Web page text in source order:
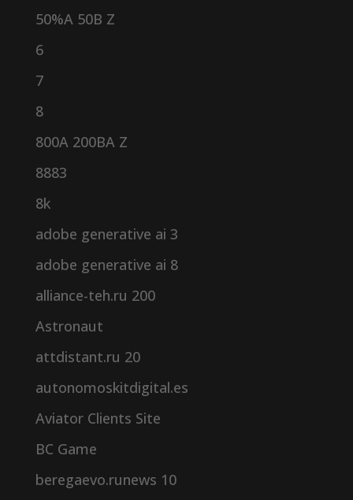
50%A 50B Z
6
7
8
800A 200BA Z
8883
8k
adobe generative ai 3
adobe generative ai 8
alliance-teh.ru 200
Astronaut
attdistant.ru 20
autonomoskitdigital.es
Aviator Clients Site
BC Game
beregaevo.runews 10